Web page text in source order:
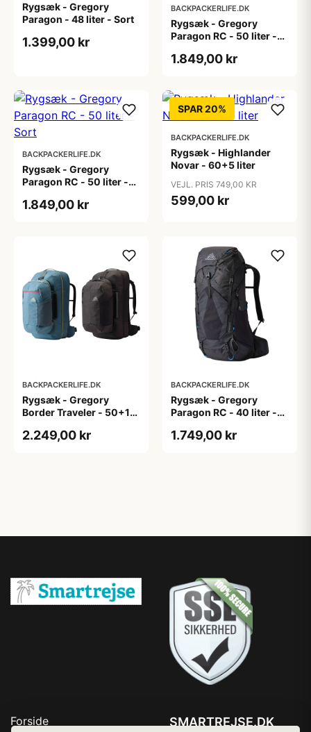
Rygsæk - Gregory
Paragon - 48 liter - Sort
1.399,00 kr
BACKPACKERLIFE.DK
Rygsæk - Gregory
Paragon RC - 50 liter -
1.849,00 kr
BACKPACKERLIFE.DK
Rygsæk - Gregory
Paragon RC - 50 liter -
1.849,00 kr
SPAR 20%
BACKPACKERLIFE.DK
Rygsæk - Highlander
Novar - 60+5 liter
VEJL. PRIS 749,00 KR
599,00 kr
BACKPACKERLIFE.DK
Rygsæk - Gregory
Border Traveler - 50+15
2.249,00 kr
BACKPACKERLIFE.DK
Rygsæk - Gregory
Paragon RC - 40 liter -
1.749,00 kr
Forside
SMARTREJSE.DK